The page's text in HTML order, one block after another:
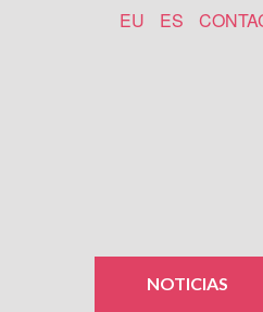
EU ES
NOTICIAS